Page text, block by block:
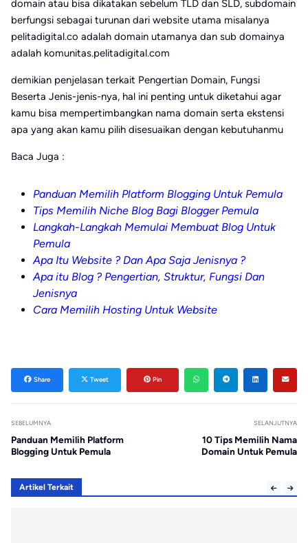
domain atau bisa dikatakan sebelum TLD dan SLD, subdomain
berfungsi sebagai turunan dari website utama misalanya
pelitadigital.co adalah domain utamanya dan sub domainya
adalah komunitas.pelitadigital.com
demikian penjelasan terkait Pengertian Domain, Fungsi
Beserta Jenis-jenis-nya, hal ini penting untuk diketahui agar
kamu bisa mempertimbangkan nama domain serta ekstensi
apa yang akan kamu pilih disesuaikan dengan kebutuhanmu
Baca Juga :
Panduan Memilih Platform Blogging Untuk Pemula
Tips Memilih Niche Blog Bagi Blogger Pemula
Langkah-Langkah Memulai Membuat Blog Untuk
Pemula
Apa Itu Website ? Dan Apa Saja Jenisnya ?
Apa itu Blog ? Pengertian, Struktur, Fungsi Dan
Jenisnya
Cara Memilih Hosting Untuk Website
Share Tweet Pin
SEBELUMNYA
Panduan Memilih Platform
Blogging Untuk Pemula
SELANJUTNYA
10 Tips Memilih Nama
Domain Untuk Pemula
Artikel Terkait